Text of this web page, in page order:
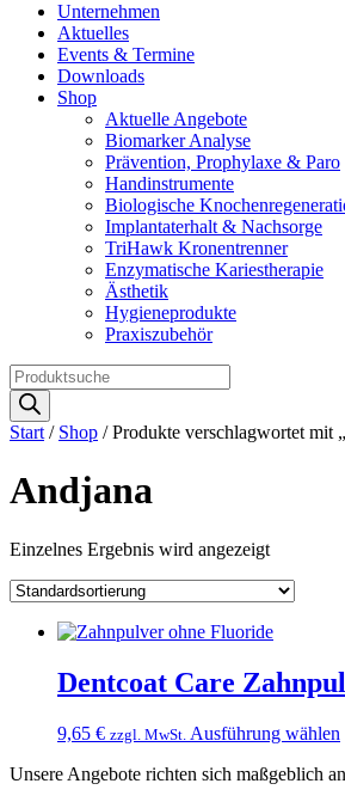
Unternehmen
Aktuelles
Events & Termine
Downloads
Shop
Aktuelle Angebote
Biomarker Analyse
Prävention, Prophylaxe & Paro
Handinstrumente
Biologische
Implantaterhalt & Nachsorge
TriHawk Kronentrenner
Enzymatische Kariestherapie
Ästhetik
Hygieneprodukte
Praxiszubehör
Products
search
Start / Shop / Produkte verschlagwortet mit
Andjana
Einzelnes Ergebnis wird angezeigt
Dentcoat Care
9,65 € zzgl. MwSt. Ausführung wählen
Unsere Angebote richten sich maßgeblich